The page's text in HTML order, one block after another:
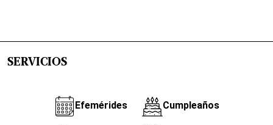
SERVICIOS
Efemérides Cumpleaños